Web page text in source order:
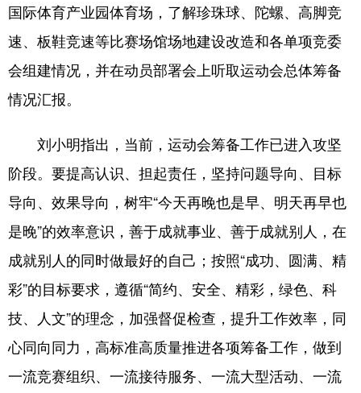
国际体育产业园体育场，了解珍珠球、陀螺、高脚竞
速、板鞋竞速等比赛场馆场地建设改造和各单项竞委
会组建情况，并在动员部署会上听取运动会总体筹备
情况汇报。
刘小明指出，当前，运动会筹备工作已进入攻坚
阶段。要提高认识、担起责任，坚持问题导向、目标
导向、效果导向，树牢“今天再晚也是早、明天再早也
是晚”的效率意识，善于成就事业、善于成就别人，在
成就别人的同时做最好的自己；按照“成功、圆满、精
彩”的目标要求，遵循“简约、安全、精彩，绿色、科
技、人文”的理念，加强督促检查，提升工作效率，同
心同向同力，高标准高质量推进各项筹备工作，做到
一流竞赛组织、一流接待服务、一流大型活动、一流